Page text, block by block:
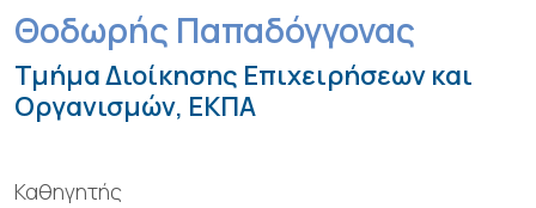
Θοδωρής Παπαδόγγονας
Τμήμα Διοίκησης Επιχειρήσεων και
Οργανισμών, ΕΚΠΑ
Καθηγητής